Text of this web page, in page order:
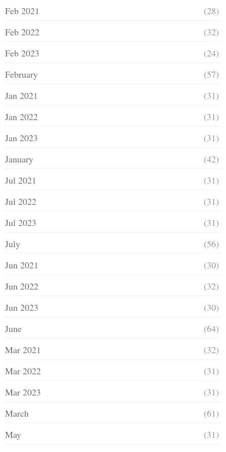
Feb 2021
(28)
Feb 2022
(32)
Feb 2023
(24)
February
(57)
Jan 2021
(31)
Jan 2022
(31)
Jan 2023
(31)
January
(42)
Jul 2021
(31)
Jul 2022
(31)
Jul 2023
(31)
July
(56)
Jun 2021
(30)
Jun 2022
(32)
Jun 2023
(30)
June
(64)
Mar 2021
(32)
Mar 2022
(31)
Mar 2023
(31)
March
(61)
May
(31)